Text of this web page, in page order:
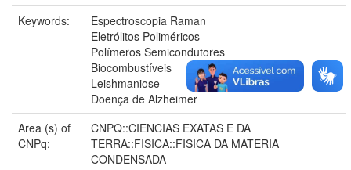
Keywords:
Espectroscopia Raman
Eletrólitos Poliméricos
Polímeros Semicondutores
Biocombustíveis
Leishmaniose
Doença de Alzheimer
Area (s) of
CNPq:
CNPQ::CIENCIAS EXATAS E DA
TERRA::FISICA::FISICA DA MATERIA
CONDENSADA